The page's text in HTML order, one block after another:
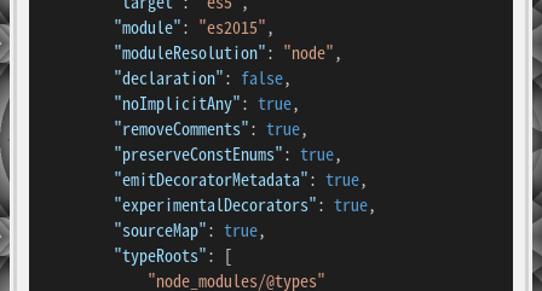
"module": "es2015",
"moduleResolution": "node",
"declaration": false,
"noImplicitAny": true,
"removeComments": true,
"preserveConstEnums": true,
"emitDecoratorMetadata": true,
"experimentalDecorators": true,
"sourceMap": true,
"typeRoots": [
"node_modules/@types"